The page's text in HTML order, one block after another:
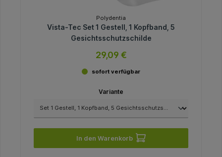
Polydentia
Vista-Tec Set 1 Gestell, 1 Kopfband, 5
Gesichtsschutzschilde
29,09 €
sofort verfügbar
Variante
In den Warenkorb